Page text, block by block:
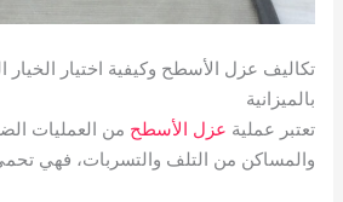
تكاليف عزل الأسطح وكيفية اختيار الخيار
بالميزانية
تعتبر عملية عزل الأسطح من العمليات
والمساكن من التلف والتسربات، فهي